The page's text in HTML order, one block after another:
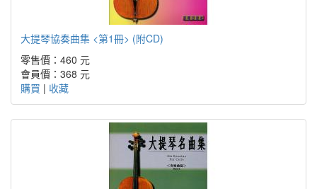
大提琴協奏曲集 <第1冊> (附CD)
零售價：460 元
會員價：368 元
購買 | 收藏